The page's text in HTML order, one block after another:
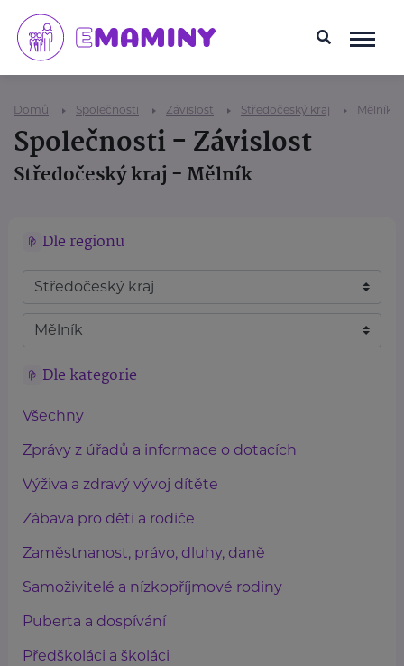
Domů Společnosti Závislost Středočeský kraj Mělník
Společnosti - Závislost
Středočeský kraj - Mělník
Dle regionu
Dle kategorie
Všechny
Zprávy z úřadů a informace o dotacích
Výživa a zdravý vývoj dítěte
Zábava pro děti a rodiče
Zaměstnanost, právo, dluhy, daně
Samoživitelé a nízkopříjmové rodiny
Puberta a dospívání
Předškoláci a školáci